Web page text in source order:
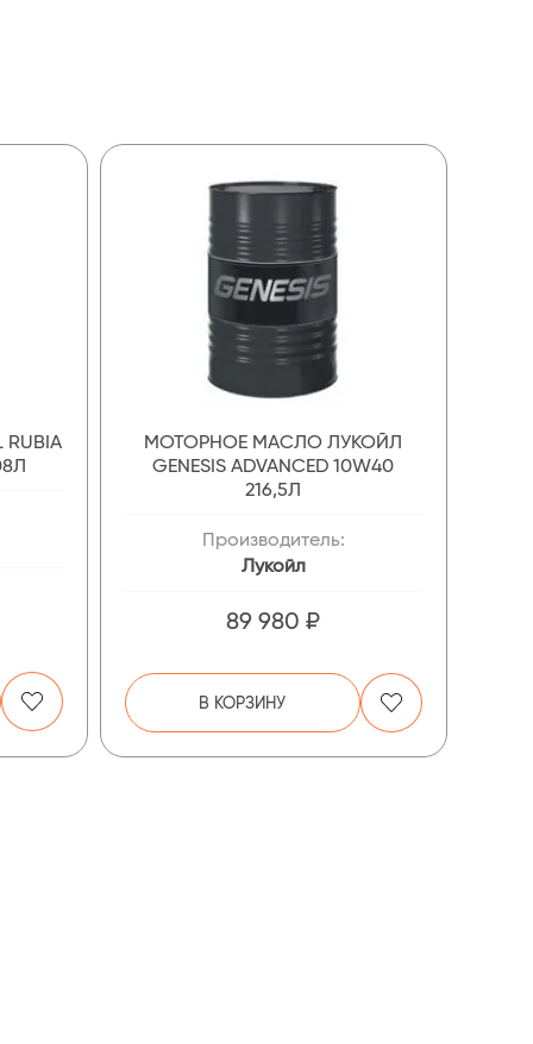
МОТОРНОЕ МАСЛО ЛУКОЙЛ
GENESIS ADVANCED 10W40
216,5Л
Производитель:
Лукойл
89 980 ₽
В КОРЗИНУ